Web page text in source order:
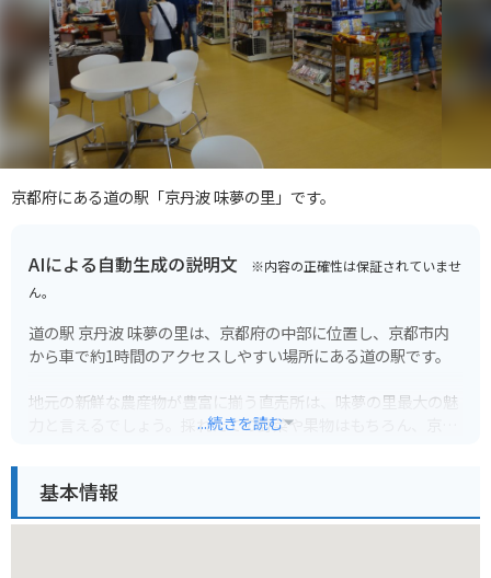
京都府にある道の駅「京丹波 味夢の里」です。
AIによる自動生成の説明文 ※内容の正確性は保証されていませ
ん。
道の駅 京丹波 味夢の里は、京都府の中部に位置し、京都市内
から車で約1時間のアクセスしやすい場所にある道の駅です。
地元の新鮮な農産物が豊富に揃う直売所は、味夢の里最大の魅
力と言えるでしょう。採れたての野菜や果物はもちろん、京丹
食事処では、地元食材をふんだんに使った料理を楽しむことが
...続きを読む
基本情報